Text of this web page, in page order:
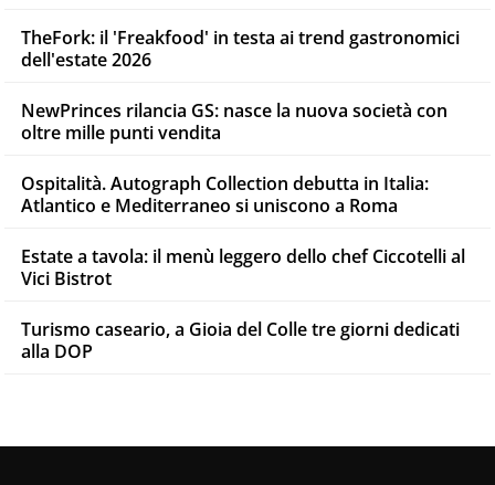
TheFork: il 'Freakfood' in testa ai trend gastronomici
dell'estate 2026
NewPrinces rilancia GS: nasce la nuova società con
oltre mille punti vendita
Ospitalità. Autograph Collection debutta in Italia:
Atlantico e Mediterraneo si uniscono a Roma
Estate a tavola: il menù leggero dello chef Ciccotelli al
Vici Bistrot
Turismo caseario, a Gioia del Colle tre giorni dedicati
alla DOP